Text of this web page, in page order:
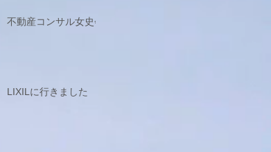
不動産コンサル女史会
LIXILに行きました